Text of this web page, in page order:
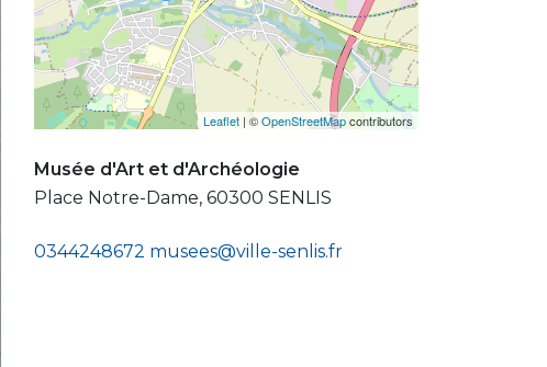
Leaflet | ©OpenStreetMapcontributors
Musée d'Art et d'Archéologie
Place Notre-Dame, 60300 SENLIS
0344248672 musees@ville-senlis.fr